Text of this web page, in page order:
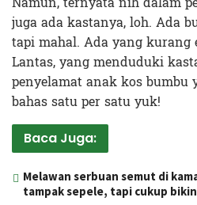
juga ada kastanya, loh. Ada
tapi mahal. Ada yang kurang
Lantas, yang menduduki
penyelamat anak kos bumbu
bahas satu per satu yuk!
Baca Juga:
Melawan serbuan semut di
tampak sepele, tapi cukup